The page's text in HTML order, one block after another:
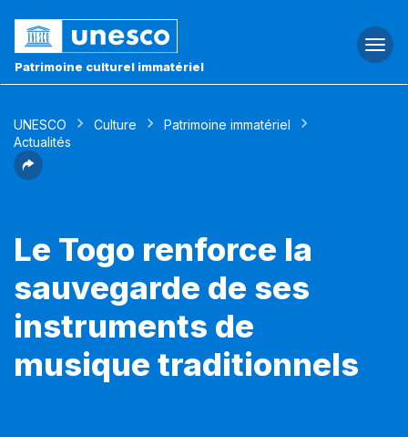
Patrimoine culturel immatériel
UNESCO Culture
Patrimoine immatériel
Actualités
Le Togo renforce la
sauvegarde de ses
instruments de
musique traditionnels